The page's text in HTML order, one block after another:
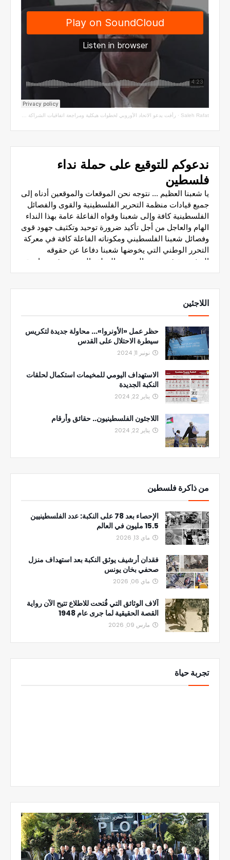
Saleh Rafat
· رأفت يدعو الاتحاد الأوروبي لخطوات هيكلية ومراجعة اتفاقيات الشراكة مع سلطة الاحتلال
اللاجئين
حظر عمل «الأونروا»... محاولة جديدة لتكريس
سيطرة الاحتلال على القدس
نونبر 11, 2024
الاستهداف اليومي للمخيمات استكمال لحلقات
النكبة الجديدة
يناير 22, 2024
اللاجئون الفلسطينيون.. حقائق وأرقام
يناير 22, 2024
من ذاكرة فلسطين
الإحصاء بعد 78 على النكبة: عدد الفلسطينيين
15.5 مليون في العالم
ماي 13, 2026
فقدان أرشيف يوثق النكبة بعد استهداف منزل
صحفي بخان يونس
ماي 06, 2026
آلاف الوثائق التي فُتحت للاطلاع تتيح الآن رواية
القصة الحقيقية لما جرى عام 1948
مارس 09, 2026
تجربة حياة